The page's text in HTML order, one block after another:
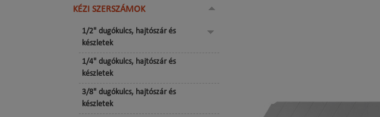
KÉZI SZERSZÁMOK
1/2" dugókulcs, hajtószár és
készletek
1/4" dugókulcs, hajtószár és
készletek
3/8" dugókulcs, hajtószár és
készletek